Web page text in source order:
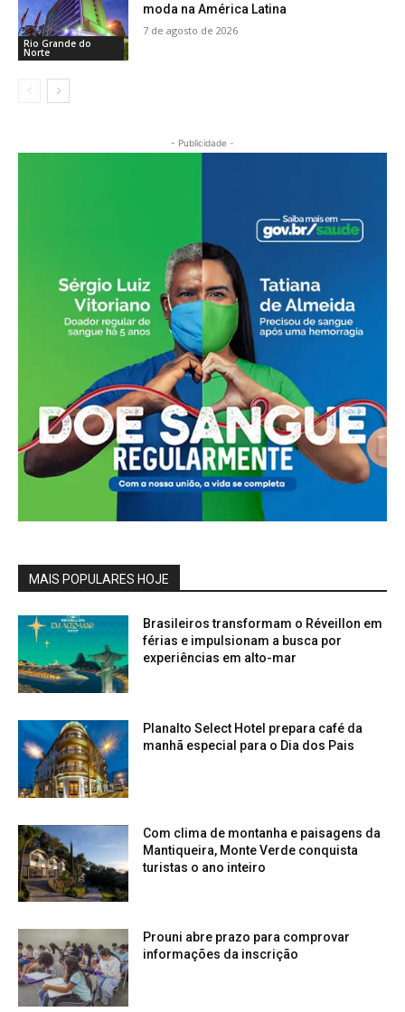
Rio Grande do
Norte
moda na América Latina
7 de agosto de 2026
- Publicidade -
MAIS POPULARES HOJE
Brasileiros transformam o Réveillon em
férias e impulsionam a busca por
experiências em alto-mar
Planalto Select Hotel prepara café da
manhã especial para o Dia dos Pais
Com clima de montanha e paisagens da
Mantiqueira, Monte Verde conquista
turistas o ano inteiro
Prouni abre prazo para comprovar
informações da inscrição